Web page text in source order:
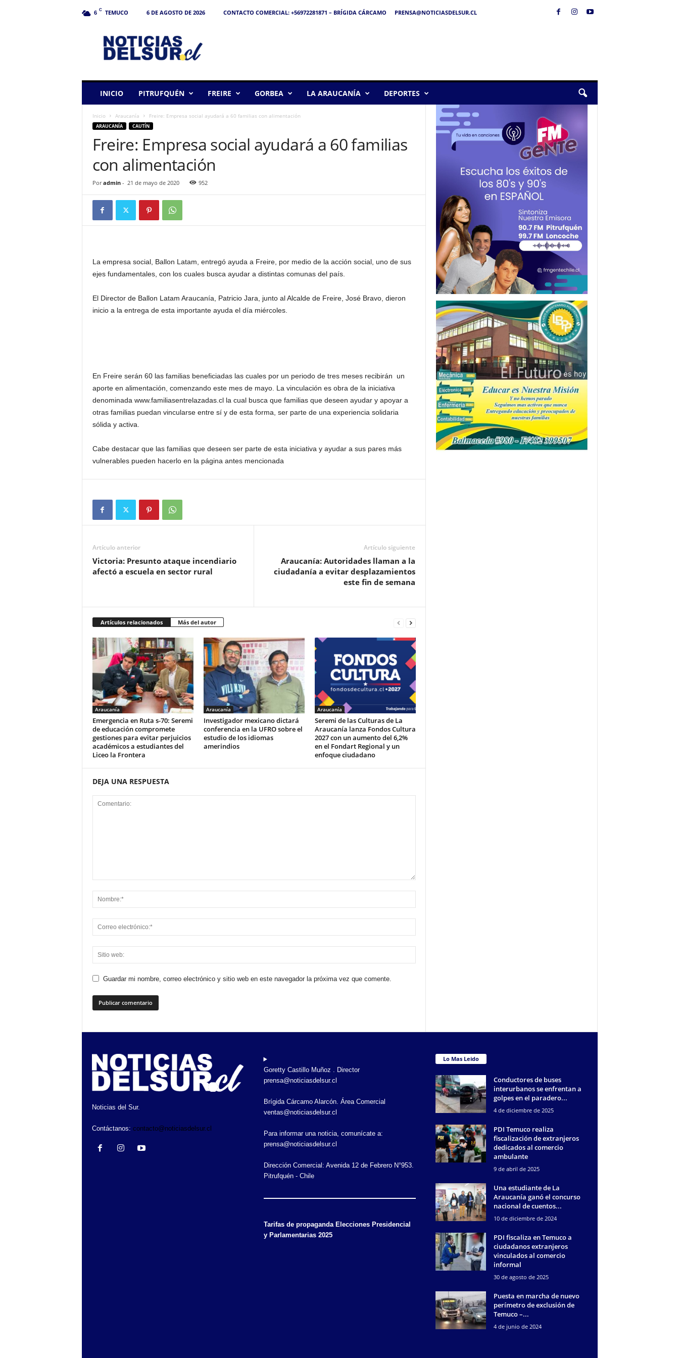
6 C TEMUCO 6 DE AGOSTO DE 2026 CONTACTO COMERCIAL: +56972281871 – BRÍGIDA CÁRCAMO
PRENSA@NOTICIASDELSUR.CL
INICIO PITRUFQUÉN FREIRE GORBEA LA ARAUCANÍA DEPORTES
Inicio Araucanía Freire: Empresa social ayudará a 60 familias con alimentación
ARAUCANÍA CAUTÍN
Freire: Empresa social ayudará a 60 familias
con alimentación
Por admin- 21 de mayo de 2020 952
La empresa social, Ballon Latam, entregó ayuda a Freire, por medio de la acción social, uno de sus
ejes fundamentales, con los cuales busca ayudar a distintas comunas del país.
El Director de Ballon Latam Araucanía, Patricio Jara, junto al Alcalde de Freire, José Bravo, dieron
inicio a la entrega de esta importante ayuda el día miércoles.
En Freire serán 60 las familias beneficiadas las cuales por un periodo de tres meses recibirán un
aporte en alimentación, comenzando este mes de mayo. La vinculación es obra de la iniciativa
denominada www.familiasentrelazadas.cl la cual busca que familias que deseen ayudar y apoyar a
otras familias puedan vincularse entre sí y de esta forma, ser parte de una experiencia solidaria
sólida y activa.
Cabe destacar que las familias que deseen ser parte de esta iniciativa y ayudar a sus pares más
vulnerables pueden hacerlo en la página antes mencionada
Artículo anterior
Victoria: Presunto ataque incendiario
afectó a escuela en sector rural
Artículo siguiente
Araucanía: Autoridades llaman a la
ciudadanía a evitar desplazamientos
este fin de semana
Artículos relacionados Más del autor
Araucanía
Emergencia en Ruta s-70: Seremi
de educación compromete
gestiones para evitar perjuicios
académicos a estudiantes del
Liceo la Frontera
Araucanía
Investigador mexicano dictará
conferencia en la UFRO sobre el
estudio de los idiomas
amerindios
Araucanía
Seremi de las Culturas de La
Araucanía lanza Fondos Cultura
2027 con un aumento del 6,2%
en el Fondart Regional y un
enfoque ciudadano
DEJA UNA RESPUESTA
Guardar mi nombre, correo electrónico y sitio web en este navegador la próxima vez que comente.
Noticias del Sur.
Contáctanos: contacto@noticiasdelsur.cl
Goretty Castillo Muñoz . Director
prensa@noticiasdelsur.cl
Brígida Cárcamo Alarcón. Área Comercial
ventas@noticiasdelsur.cl
Para informar una noticia, comunícate a:
prensa@noticiasdelsur.cl
Dirección Comercial: Avenida 12 de Febrero N°953.
Pitrufquén - Chile
Tarifas de propaganda Elecciones Presidencial
y Parlamentarias 2025
Lo Mas Leido
Conductores de buses
interurbanos se enfrentan a
golpes en el paradero...
4 de diciembre de 2025
PDI Temuco realiza
fiscalización de extranjeros
dedicados al comercio
ambulante
9 de abril de 2025
Una estudiante de La
Araucanía ganó el concurso
nacional de cuentos...
10 de diciembre de 2024
PDI fiscaliza en Temuco a
ciudadanos extranjeros
vinculados al comercio
informal
30 de agosto de 2025
Puesta en marcha de nuevo
perímetro de exclusión de
Temuco –...
4 de junio de 2024